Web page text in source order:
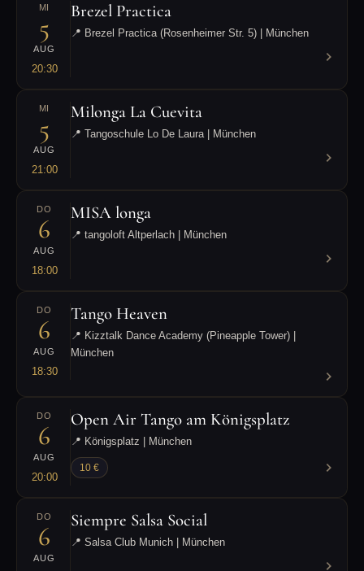
MI
5
AUG
20:30
Brezel Practica
📍 Brezel Practica (Rosenheimer Str. 5) | München
MI
5
AUG
21:00
Milonga La Cuevita
📍 Tangoschule Lo De Laura | München
DO
6
AUG
18:00
MISA longa
📍 tangoloft Altperlach | München
DO
6
AUG
18:30
Tango Heaven
📍 Kizztalk Dance Academy (Pineapple Tower) |
München
DO
6
AUG
20:00
Open Air Tango am Königsplatz
📍 Königsplatz | München
10 €
DO
6
AUG
Siempre Salsa Social
📍 Salsa Club Munich | München